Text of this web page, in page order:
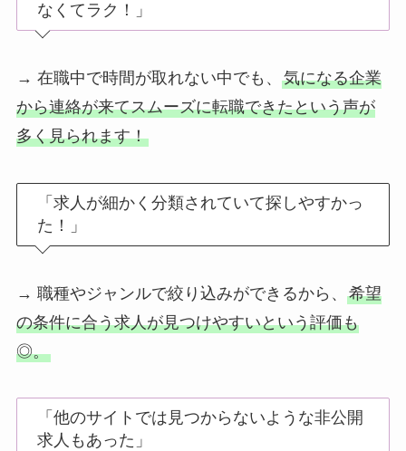
なくてラク！」
→ 在職中で時間が取れない中でも、 気になる企業
から連絡が来てスムーズに転職できたという声が
多く見られます！
「求人が細かく分類されていて探しやすかっ
た！」
→ 職種やジャンルで絞り込みができるから、 希望
の条件に合う求人が見つけやすいという評価も
◎。
「他のサイトでは見つからないような非公開
求人もあった」